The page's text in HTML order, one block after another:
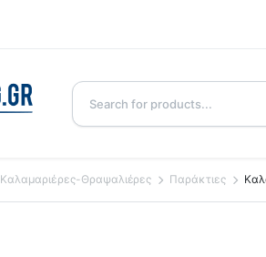
Καλαμαριέρες-Θραψαλιέρες Παράκτιες